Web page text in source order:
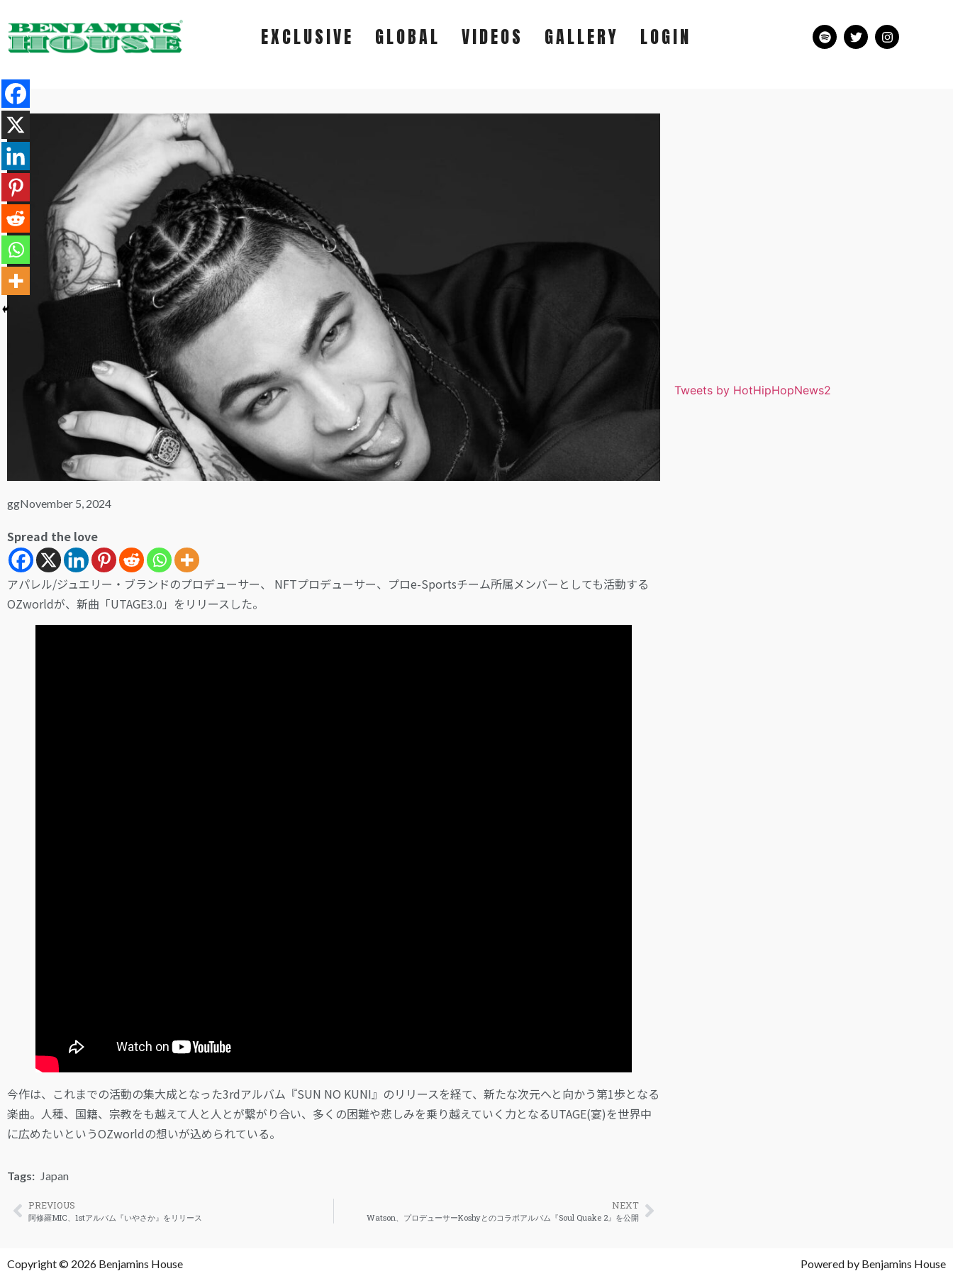
EXCLUSIVE GLOBAL VIDEOS GALLERY LOGIN
EXCLUSIVE
GALLERY
LOGIN
ggNovember 5, 2024
Spread the love
アパレル/ジュエリー・ブランドのプロデューサー、 NFTプロデューサー、プロe-Sportsチーム所属メンバーとしても活動する
OZworldが、新曲「UTAGE3.0」をリリースした。
今作は、これまでの活動の集大成となった3rdアルバム『SUN NO KUNI』のリリースを経て、新たな次元へと向かう第1歩となる
楽曲。人種、国籍、宗教をも越えて人と人とが繋がり合い、多くの困難や悲しみを乗り越えていく力となるUTAGE(宴)を世界中
に広めたいというOZworldの想いが込められている。
Tags: Japan
PREVIOUS
阿修羅MIC、1stアルバム『いやさか』をリリース
NEXT
Watson、プロデューサーKoshyとのコラボアルバム『Soul Quake 2』を公開
Tweets by HotHipHopNews2
Copyright © 2026 Benjamins House Powered by Benjamins House